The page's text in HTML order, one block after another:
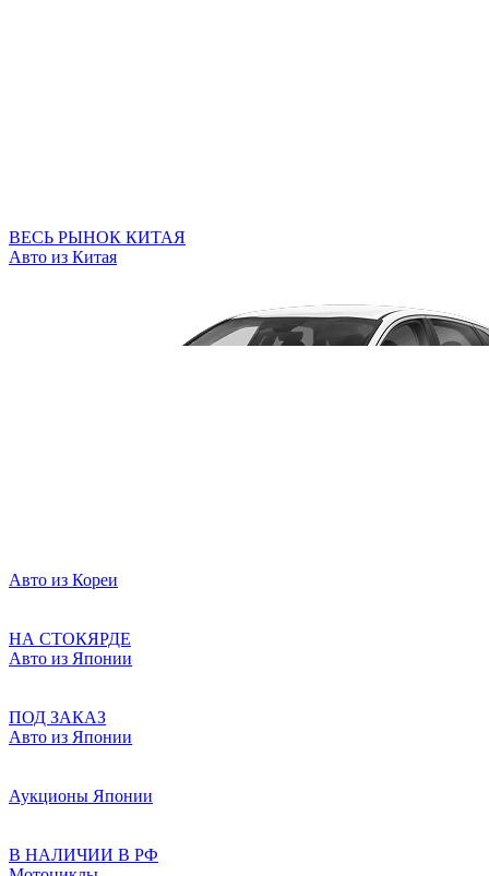
ВЕСЬ РЫНОК КИТАЯ
Авто из Китая
Авто из Кореи
НА СТОКЯРДЕ
Авто из Японии
ПОД ЗАКАЗ
Авто из Японии
Аукционы Японии
В НАЛИЧИИ В РФ